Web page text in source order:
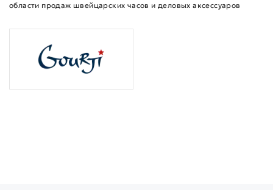
области продаж швейцарских часов и деловых аксессуаров